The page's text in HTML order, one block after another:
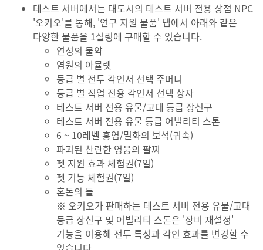
테스트 서버에서는 대도시의 테스트 서버 전용 상점 NPC
'오키오'를 통해, '연구 지원 물품' 탭에서 아래와 같은
다양한 물품을 1실링에 구매할 수 있습니다.
연성의 물약
염원의 아뮬렛
등급 별 전투 각인서 선택 주머니
등급 별 직업 전용 각인서 선택 상자
테스트 서버 전용 유물/고대 등급 장신구
테스트 서버 전용 유물 등급 어빌리티 스톤
6 ~ 10레벨 홍염/멸화의 보석(귀속)
파괴된 찬란한 영웅의 팔찌
펫 지원 효과 체험권(7일)
펫 기능 체험권(7일)
혼돈의 돌
※ 오키오가 판매하는 테스트 서버 전용 유물/고대
등급 장신구 및 어빌리티 스톤은 '장비 재설정'
기능을 이용해 전투 특성과 각인 효과를 변경할 수